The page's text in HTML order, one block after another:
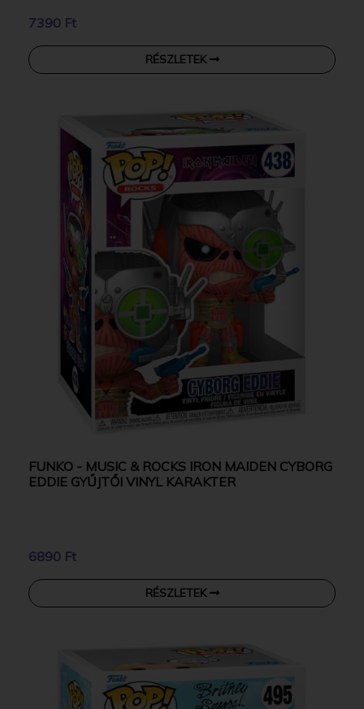
7390 Ft
RÉSZLETEK
FUNKO - MUSIC & ROCKS IRON MAIDEN CYBORG
EDDIE GYŰJTŐI VINYL KARAKTER
6890 Ft
RÉSZLETEK